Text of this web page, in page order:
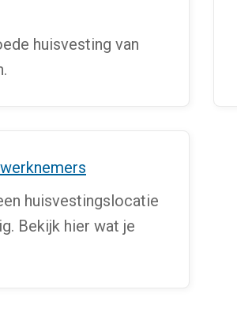
huisvesting van
huisvestingslocatie
Bekijk hier wat je